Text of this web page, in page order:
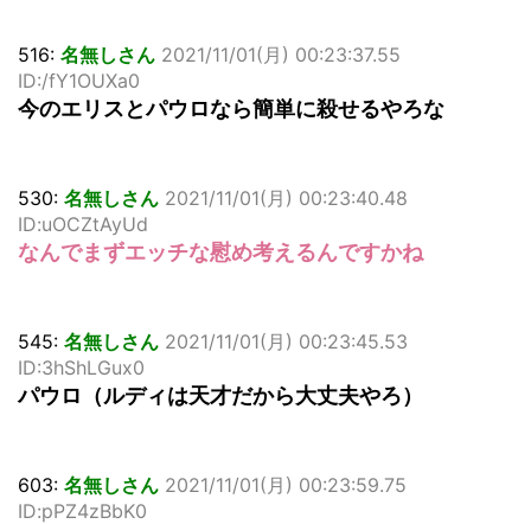
516: 名無しさん 2021/11/01(月) 00:23:37.55
ID:/fY1OUXa0
今のエリスとパウロなら簡単に殺せるやろな
530: 名無しさん 2021/11/01(月) 00:23:40.48
ID:uOCZtAyUd
なんでまずエッチな慰め考えるんですかね
545: 名無しさん 2021/11/01(月) 00:23:45.53
ID:3hShLGux0
パウロ（ルディは天才だから大丈夫やろ）
603: 名無しさん 2021/11/01(月) 00:23:59.75
ID:pPZ4zBbK0